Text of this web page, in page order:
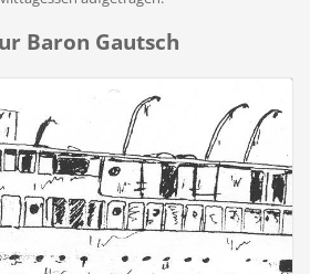
Baron Gautsch